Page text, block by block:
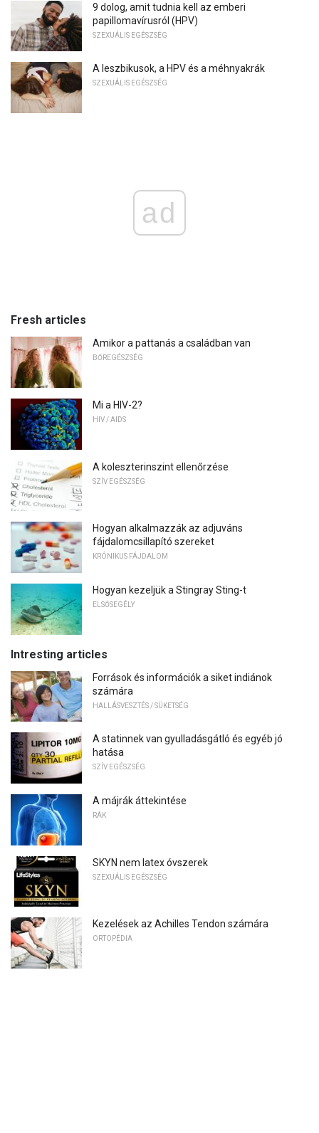
9 dolog, amit tudnia kell az emberi
papillomavírusról (HPV)
SZEXUÁLIS EGÉSZSÉG
A leszbikusok, a HPV és a méhnyakrák
SZEXUÁLIS EGÉSZSÉG
ad
Fresh articles
Amikor a pattanás a családban van
BŐREGÉSZSÉG
Mi a HIV-2?
HIV / AIDS
A koleszterinszint ellenőrzése
SZÍV EGÉSZSÉG
Hogyan alkalmazzák az adjuváns
fájdalomcsillapító szereket
KRÓNIKUS FÁJDALOM
Hogyan kezeljük a Stingray Sting-t
ELSŐSEGÉLY
Intresting articles
Források és információk a siket indiánok
számára
HALLÁSVESZTÉS / SÜKETSÉG
A statinnek van gyulladásgátló és egyéb jó
hatása
SZÍV EGÉSZSÉG
A májrák áttekintése
RÁK
SKYN nem latex óvszerek
SZEXUÁLIS EGÉSZSÉG
Kezelések az Achilles Tendon számára
ORTOPÉDIA